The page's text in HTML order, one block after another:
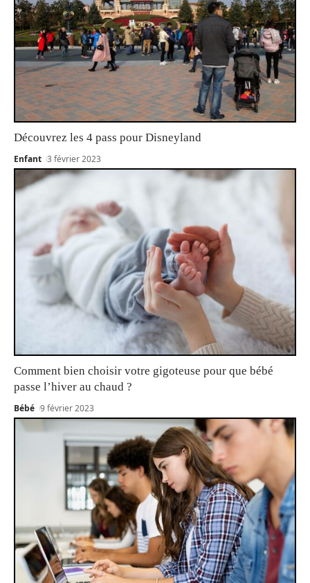
Découvrez les 4 pass pour Disneyland
Enfant 3 février 2023
Comment bien choisir votre gigoteuse pour que bébé
passe l’hiver au chaud ?
Bébé 9 février 2023